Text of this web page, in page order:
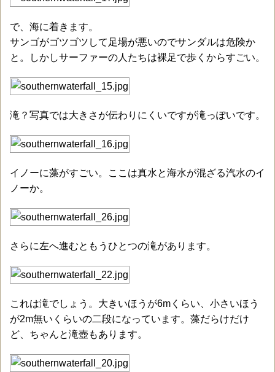
で、海に着きます。
サンゴがゴツゴツして足場が悪いのでサンダルは危険か
と。しかしサーファーの人たちは裸足で歩くからすごい。
滝？写真では大きさが伝わりにくいですが滝っぽいです。
イノーに藻がすごい。ここは真水と海水が混ざる汽水のイ
ノーか。
さらに左へ進むともうひとつの滝があります。
これは滝でしょう。大きいほうが6mくらい、小さいほう
が2m無いくらいの二段になっています。藻だらけだけ
ど、ちゃんと滝壺もあります。